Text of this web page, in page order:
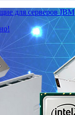
для серверов IBM